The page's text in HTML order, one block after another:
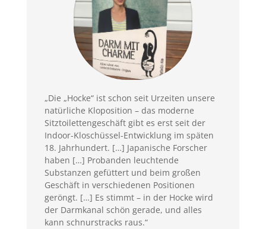
„Die „Hocke“ ist schon seit Urzeiten unsere
natürliche Kloposition – das moderne
Sitztoilettengeschäft gibt es erst seit der
Indoor-Kloschüssel-Entwicklung im späten
18. Jahrhundert. […] Japanische Forscher
haben […] Probanden leuchtende
Substanzen gefüttert und beim großen
Geschäft in verschiedenen Positionen
geröngt. […] Es stimmt – in der Hocke wird
der Darmkanal schön gerade, und alles
kann schnurstracks raus.“